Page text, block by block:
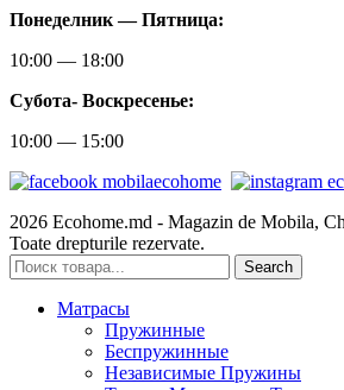
Понеделник — Пятница:
10:00 — 18:00
Субота- Воскресенье:
10:00 — 15:00
2026 Ecohome.md - Magazin de Mobila,
Toate drepturile rezervate.
Search
Матрасы
Пружинные
Беспружинные
Независимые Пружины